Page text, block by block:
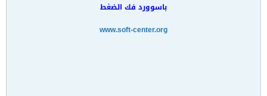
باسوورد فك الضغط
www.soft-center.org